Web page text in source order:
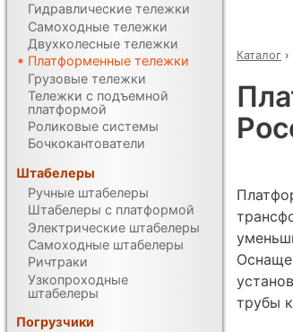
Каталог ›
трубы
Гидравлические тележки
Самоходные тележки
Двухколесные тележки
Платформенные тележки
Грузовые тележки
Тележки с подъемной
платформой
Роликовые системы
Бочкокантователи
Штабелеры
Ручные штабелеры
Штабелеры с платформой
Электрические штабелеры
Самоходные штабелеры
Ричтраки
Узкопроходные
штабелеры
Погрузчики